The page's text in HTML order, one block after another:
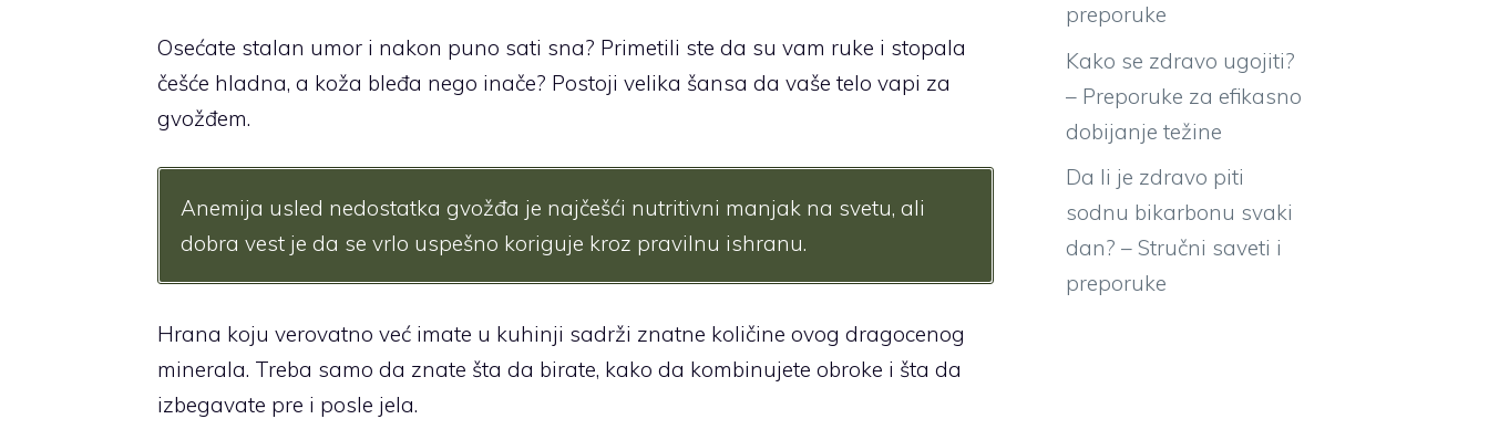
Osećate stalan umor i nakon puno sati sna? Primetili ste da su vam ruke i stopala
češće hladna, a koža bleđa nego inače? Postoji velika šansa da vaše telo vapi za
gvožđem.
Anemija usled nedostatka gvožđa je najčešći nutritivni manjak na svetu, ali
dobra vest je da se vrlo uspešno koriguje kroz pravilnu ishranu.
Hrana koju verovatno već imate u kuhinji sadrži znatne količine ovog dragocenog
minerala. Treba samo da znate šta da birate, kako da kombinujete obroke i šta da
izbegavate pre i posle jela.
preporuke
Kako se zdravo ugojiti?
– Preporuke za efikasno
dobijanje težine
Da li je zdravo piti
sodnu bikarbonu svaki
dan? – Stručni saveti i
preporuke